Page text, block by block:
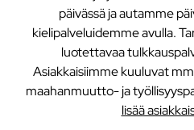
päivässä ja autamme
kielipalveluidemme avulla.
luotettavaa
Asiakkaisiimme kuuluvat
maahanmuutto- ja
lisää